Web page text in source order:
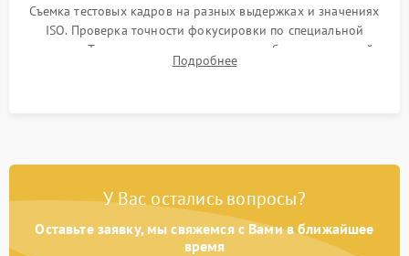
Съемка тестовых кадров на разных выдержках и значениях
ISO. Проверка точности фокусировки по специальной
мишени. Тест записи на карту памяти, работы встроенной
вспышки, микрофона и всех кнопок управления.
Подробнее
У Вас остались вопросы?
Оставьте заявку, мы свяжемся с Вами в ближайшее
время